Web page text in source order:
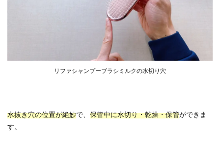
リファシャンプーブラシミルクの水切り穴
水抜き穴の位置が絶妙で、 保管中に水切り・乾燥・保管ができま
す。